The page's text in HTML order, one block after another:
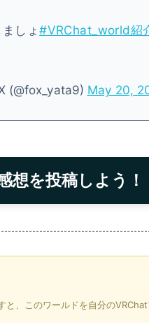
しょ#VRChat_world紹
(@fox_yata9) May 20,
想を投稿しよう！
、このワールドを自分の